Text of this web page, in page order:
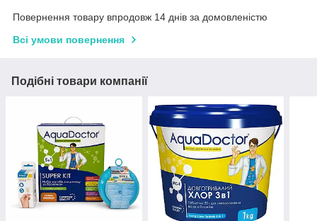
Повернення товару впродовж 14 днів за домовленістю
Всі умови повернення
Подібні товари компанії